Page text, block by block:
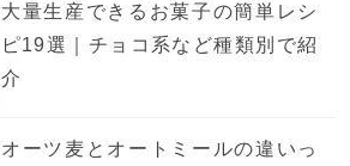
大量生産できるお菓子の簡単レシ
ピ19選｜チョコ系など種類別で紹
介
オーツ麦とオートミールの違いっ